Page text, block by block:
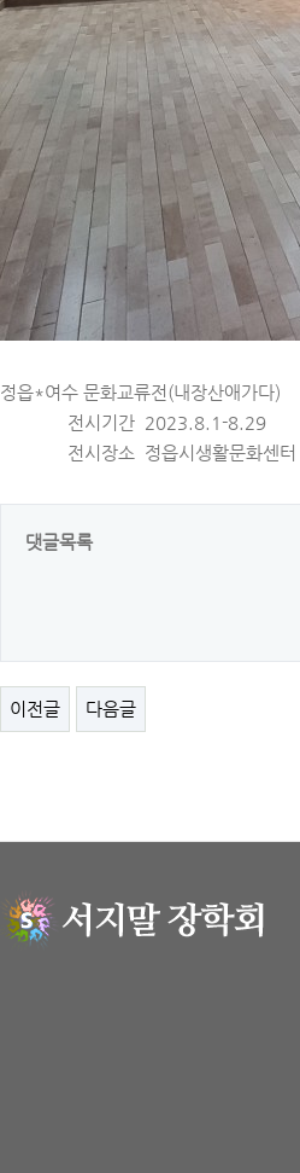
정읍*여수 문화교류전(내장산애가다)
전시기간 2023.8.1-8.29
전시장소 정읍시생활문화센터
댓글목록
이전글 다음글